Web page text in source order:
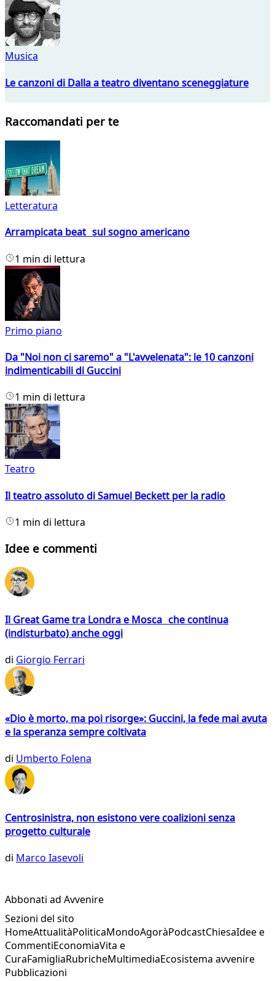
Musica
Le canzoni di Dalla a teatro diventano sceneggiature
Raccomandati per te
Letteratura
Arrampicata beat sul sogno americano
1 min di lettura
Primo piano
Da "Noi non ci saremo" a "L'avvelenata": le 10 canzoni
indimenticabili di Guccini
1 min di lettura
Teatro
Il teatro assoluto di Samuel Beckett per la radio
1 min di lettura
Idee e commenti
Il Great Game tra Londra e Mosca che continua
(indisturbato) anche oggi
di Giorgio Ferrari
«Dio è morto, ma poi risorge»: Guccini, la fede mai avuta
e la speranza sempre coltivata
di Umberto Folena
Centrosinistra, non esistono vere coalizioni senza
progetto culturale
di Marco Iasevoli
Abbonati ad Avvenire
Sezioni del sito
HomeAttualitàPoliticaMondoAgoràPodcastChiesaIdee e
CommentiEconomiaVita e
CuraFamigliaRubricheMultimediaEcosistema avvenire
Pubblicazioni